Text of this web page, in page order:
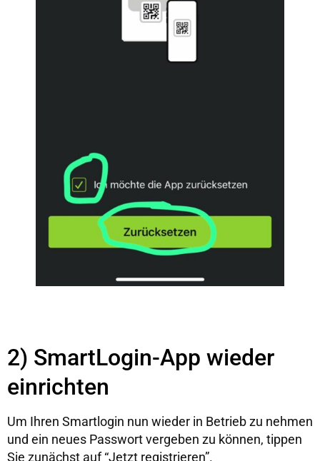
2) SmartLogin-App wieder
einrichten
Um Ihren Smartlogin nun wieder in Betrieb zu nehmen
und ein neues Passwort vergeben zu können, tippen
Sie zunächst auf “Jetzt registrieren”.